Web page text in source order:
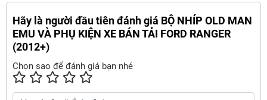
Hãy là người đầu tiên đánh giá BỘ NHÍP OLD MAN
EMU VÀ PHỤ KIỆN XE BÁN TẢI FORD RANGER
(2012+)
Chọn sao để đánh giá bạn nhé